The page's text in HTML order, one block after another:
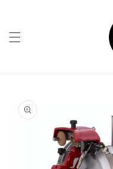
informazioni
sul prodotto